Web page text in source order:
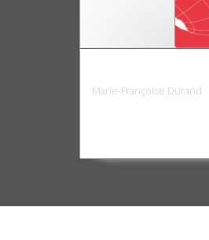
Marie-Françoise Durand